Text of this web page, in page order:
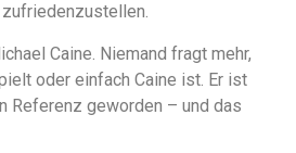
Caine. Niemand fragt mehr,
oder einfach Caine ist. Er ist
Referenz geworden – und das